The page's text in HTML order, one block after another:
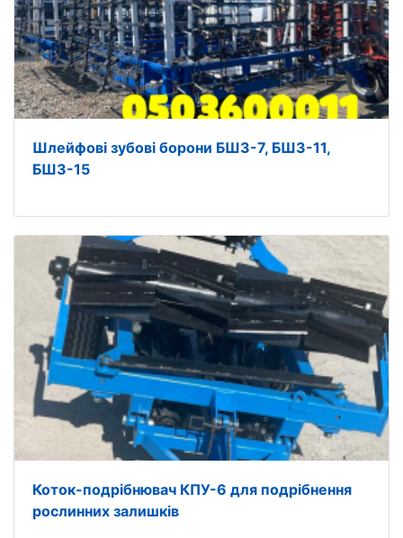
Шлейфові зубові борони БШЗ-7, БШЗ-11,
БШЗ-15
Коток-подрібнювач КПУ-6 для подрібнення
рослинних залишків